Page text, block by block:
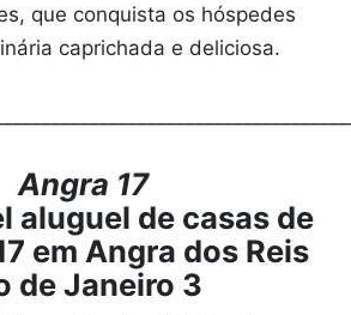
que conquista os hóspedes
caprichada e deliciosa.
Angra 17